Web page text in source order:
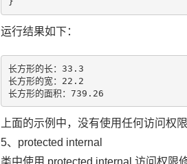
运行结果如下：
长方形的长：33.3
长方形的宽：22.2
上面的示例中，没有使用任何访问权
5、protected internal
类中使用 protected internal 访问权限